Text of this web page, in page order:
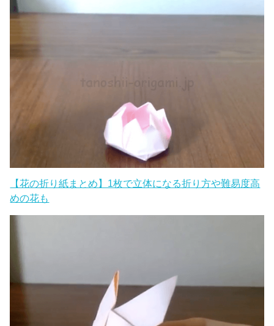
折り紙の鳥の折り方まとめ！簡単に立体になる作り方や
子ども向けのかわいい鳥も